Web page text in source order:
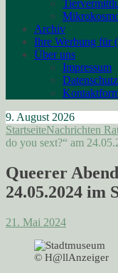
Archiv
Ihre Werbung für
Über uns
Impressum
9. August 2026
StartseiteNachrichten
do you sext?“ am
Queerer
24.05.2024 im
21. Mai 2024
© H@llAnzeiger